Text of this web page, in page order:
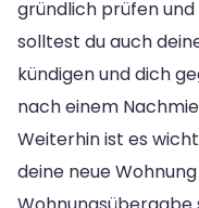
gründlich prüfen
solltest du auch
kündigen und dich
nach einem
Weiterhin ist es
deine neue